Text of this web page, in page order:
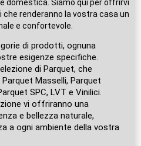
domestica. Siamo qui per offrirvi
renderanno la vostra casa un
e confortevole.
di prodotti, ognuna
esigenze specifiche.
di Parquet, che
Masselli, Parquet
SPC, LVT e Vinilici.
vi offriranno una
e bellezza naturale,
a ogni ambiente della vostra